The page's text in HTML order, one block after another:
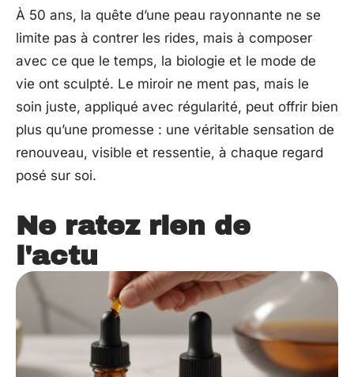
À 50 ans, la quête d’une peau rayonnante ne se
limite pas à contrer les rides, mais à composer
avec ce que le temps, la biologie et le mode de
vie ont sculpté. Le miroir ne ment pas, mais le
soin juste, appliqué avec régularité, peut offrir bien
plus qu’une promesse : une véritable sensation de
renouveau, visible et ressentie, à chaque regard
posé sur soi.
Ne ratez rien de
l'actu